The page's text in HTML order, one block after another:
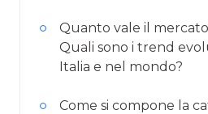
Quanto vale il
Quali sono i trend
Italia e nel mondo?
Come si compone la